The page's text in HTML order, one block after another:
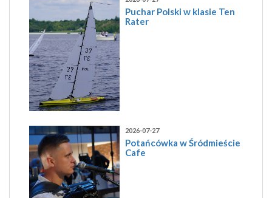
Puchar Polski w klasie Ten
Rater
2026-07-27
Potańcówka w Śródmieście
Cafe